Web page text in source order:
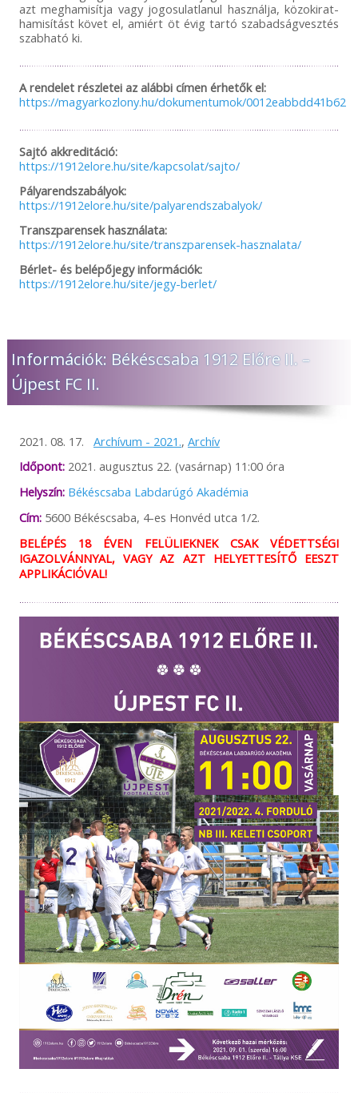
azt meghamisítja vagy jogosulatlanul használja, közokirat-
hamisítást követ el, amiért öt évig tartó szabadságvesztés
szabható ki.
A rendelet részletei az alábbi címen érhetők el:
https://magyarkozlony.hu/dokumentumok/
Sajtó akkreditáció:
https://1912elore.hu/site/kapcsolat/sajto/
Pályarendszabályok:
https://1912elore.hu/site/palyarendszabalyok/
Transzparensek használata:
https://1912elore.hu/site/transzparensek-hasznalata/
Bérlet- és belépőjegy információk:
https://1912elore.hu/site/jegy-berlet/
Információk: Békéscsaba 1912 Előre II. –
Újpest FC II.
2021. 08. 17. Archívum - 2021., Archív
Időpont:2021. augusztus 22. (vasárnap) 11:00 óra
Helyszín: Békéscsaba Labdarúgó Akadémia
Cím:5600 Békéscsaba, 4-es Honvéd utca 1/2.
BELÉPÉS 18 ÉVEN FELÜLIEKNEK CSAK VÉDETTSÉGI
IGAZOLVÁNNYAL, VAGY AZ AZT HELYETTESÍTŐ EESZT
APPLIKÁCIÓVAL!